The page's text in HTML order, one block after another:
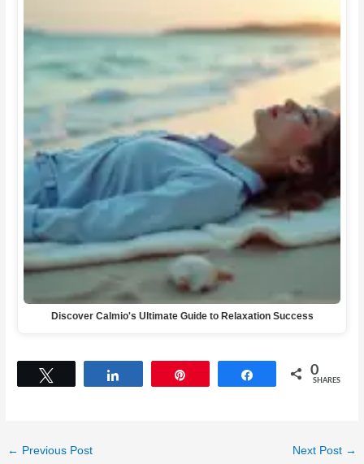
Discover Calmio's Ultimate Guide to Relaxation Success
Share 0
SHARES
← Previous Post Next Post →